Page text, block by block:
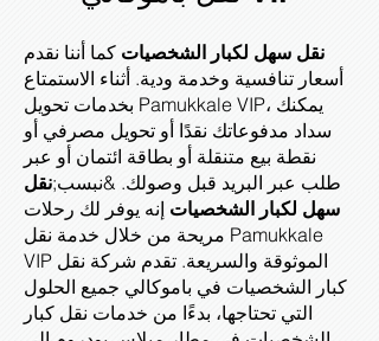
نقل سهل لكبار الشخصيات كما أننا نقدم
أسعار تنافسية وخدمة ودية. أثناء الاستمتاع
بخدمات تحويل Pamukkale VIP، يمكنك
سداد مدفوعاتك نقدًا أو تحويل مصرفي أو
نقطة بيع متنقلة أو بطاقة ائتمان أو عبر
طلب عبر البريد قبل وصولك. &نبسب;نقل
سهل لكبار الشخصيات إنه يوفر لك رحلات
مريحة من خلال خدمة نقل Pamukkale
VIP الموثوقة والسريعة. تقدم شركة نقل
كبار الشخصيات في باموكالي جميع الحلول
التي تحتاجها، بدءًا من خدمات نقل كبار